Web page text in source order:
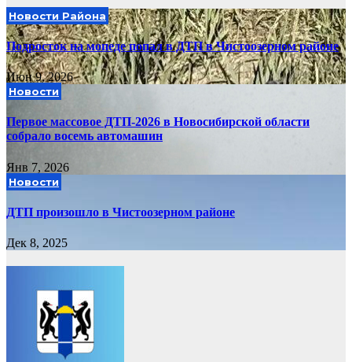
Новости Района
Подросток на мопеде попал в ДТП в Чистоозерном районе
Июн 9, 2026
Новости
Первое массовое ДТП-2026 в Новосибирской области
собрало восемь автомашин
Янв 7, 2026
Новости
ДТП произошло в Чистоозерном районе
Дек 8, 2025